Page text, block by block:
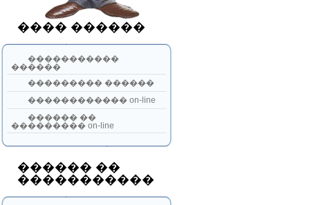
���� ������
�����������
������
��������� ������
������������ on-line
������ ��
��������� on-line
������ ��
�����������